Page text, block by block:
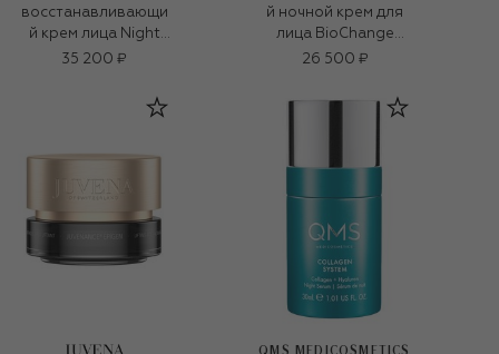
восстанавливающи
й крем лица Night
Care Regenerate
35 200 ₽
й ночной крем для
лица BioChange
(2x15ml)
26 500 ₽